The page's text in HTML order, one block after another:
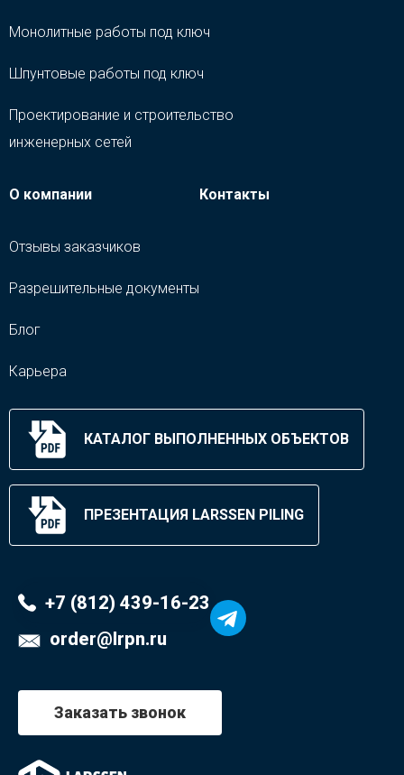
Монолитные работы под ключ
Шпунтовые работы под ключ
Проектирование и строительство
инженерных сетей
О компании
Отзывы заказчиков
Разрешительные документы
Блог
Карьера
Контакты
КАТАЛОГ ВЫПОЛНЕННЫХ ОБЪЕКТОВ
ПРЕЗЕНТАЦИЯ LARSSEN PILING
+7 (812) 439-16-23
order@lrpn.ru
Заказать звонок